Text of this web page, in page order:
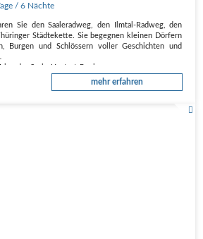
/ 6 Nächte
Sie den Saaleradweg, den Ilmtal-Radweg, den
Städtekette. Sie begegnen kleinen Dörfern
Burgen und Schlössern voller Geschichten und
mehr erfahren